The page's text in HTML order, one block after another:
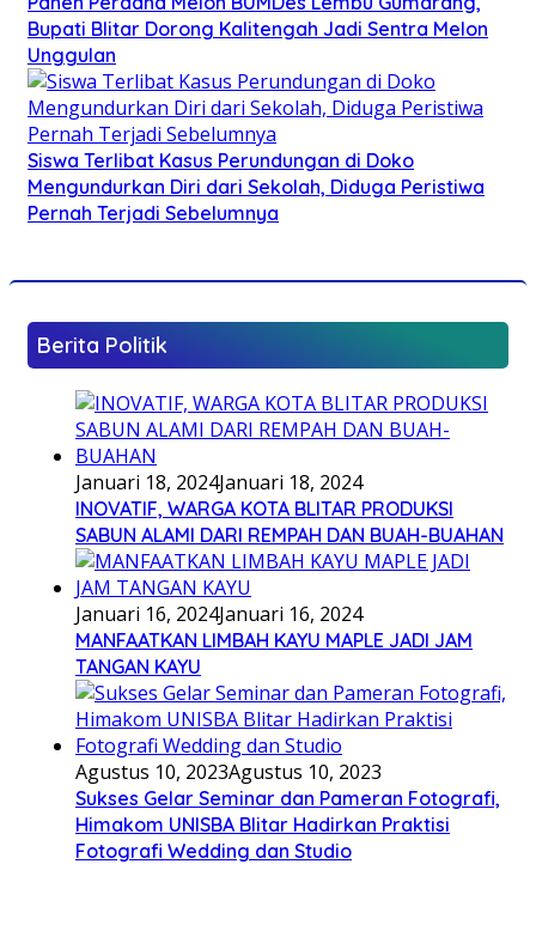
Bupati Blitar Dorong Kalitengah Jadi Sentra Melon
Unggulan
Siswa Terlibat Kasus Perundungan di Doko
Mengundurkan Diri dari Sekolah, Diduga Peristiwa
Pernah Terjadi Sebelumnya
Berita Politik
Januari 18, 2024Januari 18, 2024
INOVATIF, WARGA KOTA BLITAR PRODUKSI
SABUN ALAMI DARI REMPAH DAN BUAH-BUAHAN
Januari 16, 2024Januari 16, 2024
MANFAATKAN LIMBAH KAYU MAPLE JADI JAM
TANGAN KAYU
Agustus 10, 2023Agustus 10, 2023
Sukses Gelar Seminar dan Pameran Fotografi,
Himakom UNISBA Blitar Hadirkan Praktisi
Fotografi Wedding dan Studio